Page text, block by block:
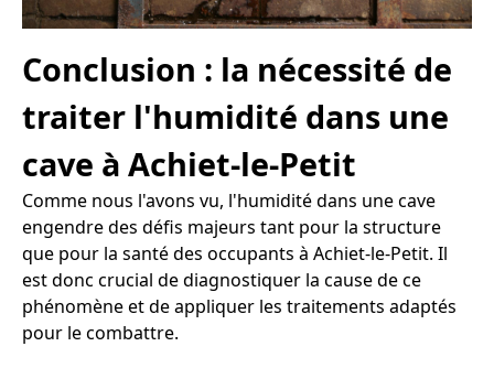
Conclusion : la nécessité de
traiter l'humidité dans une
cave à Achiet-le-Petit
Comme nous l'avons vu, l'humidité dans une cave
engendre des défis majeurs tant pour la structure
que pour la santé des occupants à Achiet-le-Petit. Il
est donc crucial de diagnostiquer la cause de ce
phénomène et de appliquer les traitements adaptés
pour le combattre.